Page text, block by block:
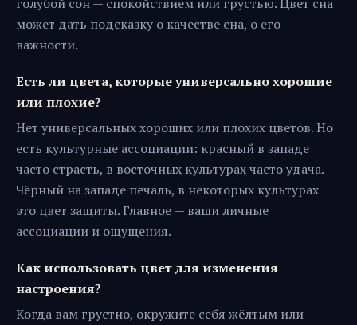
может дать подсказку о качестве сна, о его
важности.
Есть ли цвета, которые универсально хорошие
или плохие?
Нет универсальных хороших или плохих цветов. Но
есть культурные ассоциации: красный в западе
часто страсть, в восточных культурах часто удача.
Чёрный на западе печаль, в некоторых культурах
это цвет защиты. Главное — ваши личные
ассоциации и ощущения.
Как использовать цвет для изменения
настроения?
Когда вам грустно, окружите себя жёлтым или